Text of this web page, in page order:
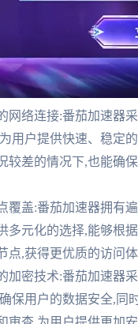
网络连接:番茄加速器
用户提供快速、稳定
较差的情况下,也能确
覆盖:番茄加速器拥有
多元化的选择,能够根
点,获得更优质的访问体
加密技术:番茄加速器
保用户的数据安全,同